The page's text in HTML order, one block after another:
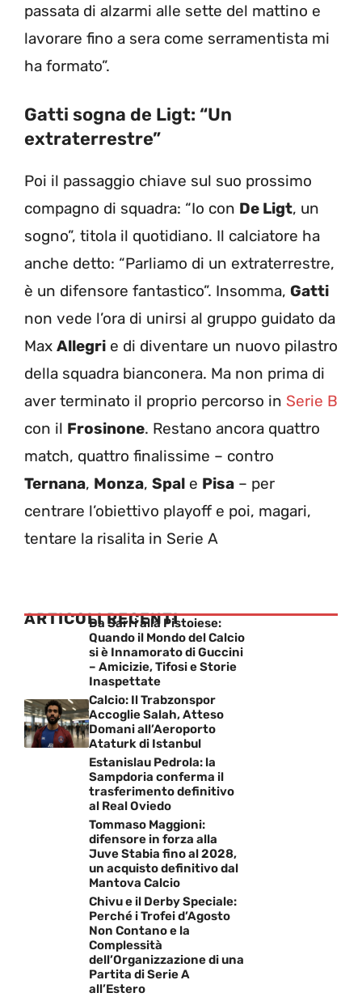
passata di alzarmi alle sette del mattino e
lavorare fino a sera come serramentista mi
ha formato”.
Gatti sogna de Ligt: “Un
extraterrestre”
Poi il passaggio chiave sul suo prossimo
compagno di squadra: “Io con De Ligt, un
sogno”, titola il quotidiano. Il calciatore ha
anche detto: “Parliamo di un extraterrestre,
è un difensore fantastico”. Insomma, Gatti
non vede l’ora di unirsi al gruppo guidato da
Max Allegri e di diventare un nuovo pilastro
della squadra bianconera. Ma non prima di
aver terminato il proprio percorso in Serie B
con il Frosinone. Restano ancora quattro
match, quattro finalissime – contro
Ternana, Monza, Spal e Pisa – per
centrare l’obiettivo playoff e poi, magari,
tentare la risalita in Serie A
ARTICOLI RECENTI
Da Sarri alla Pistoiese:
Quando il Mondo del Calcio
si è Innamorato di Guccini
– Amicizie, Tifosi e Storie
Inaspettate
Calcio: Il Trabzonspor
Accoglie Salah, Atteso
Domani all’Aeroporto
Ataturk di Istanbul
Estanislau Pedrola: la
Sampdoria conferma il
trasferimento definitivo
al Real Oviedo
Tommaso Maggioni:
difensore in forza alla
Juve Stabia fino al 2028,
un acquisto definitivo dal
Mantova Calcio
Chivu e il Derby Speciale:
Perché i Trofei d’Agosto
Non Contano e la
Complessità
dell’Organizzazione di una
Partita di Serie A
all’Estero